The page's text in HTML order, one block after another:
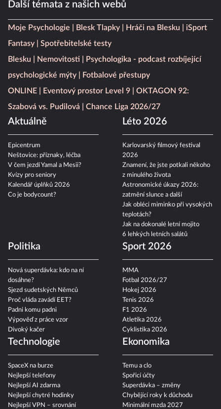
Další témata z našich webů
Moje Psychologie Blesk Tlapky Hráči na Blesku
iSport
Fantasy
Spotřebitelské testy
Blesku
Nemovitosti
Psychologika - podcast rozbíjející
psychologické mýty
Fotbalové přestupy
ONLINE
Eventový prostor Level 9
OKTAGON 92:
Szabová vs. Pudilová
Chance Liga 2026/27
Aktuálně
Epicentrum
Neštovice: příznaky, léčba
V čem jezdí Yamal a Mesii?
Kvízy pro seniory
Kalendář úplňků 2026
Co je bodycount?
Léto 2026
Karlovarský filmový festival
2026
Znamení, že jste potkali někoho
z minulého života
Astronomické úkazy 2026:
zatmění slunce a další
Jak obléci miminko při vysokých
teplotách?
Jak na dokonalé letní mojito
6 lehkých letních salátů
Politika
Nová superdávka: kdo na ní
dosáhne?
Sjezd sudetských Němců
Proč vláda zavádí EET?
Padni komu padni
Výpověď z práce vzor
Divoký kačer
Sport 2026
MMA
Fotbal 2026/27
Hokej 2026
Tenis 2026
F1 2026
Atletika 2026
Cyklistika 2026
Technologie
SpaceX na burze
Nejlepší telefony
Nejlepší AI zdarma
Nejlepší chytré hodinky
Nejlepší VPN – srovnání
Ekonomika
Temu a clo
Spořicí účty
Superdávka – změny
Chybějící roky k důchodu
Minimální mzda 2027